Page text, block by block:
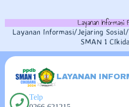
Layanan Informasi
Layanan Informasi/Jejaring
SMAN 1
LAYANAN
Telp